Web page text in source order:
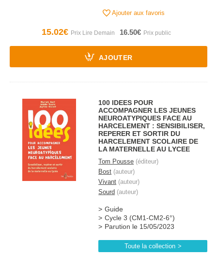
Ajouter aux favoris
15.02€ 16.50€
AJOUTER
100 IDEES POUR
ACCOMPAGNER LES JEUNES
NEUROATYPIQUES FACE AU
HARCELEMENT : SENSIBILISER,
REPERER ET SORTIR DU
HARCELEMENT SCOLAIRE DE
LA MATERNELLE AU LYCEE
Tom Pousse (éditeur)
Bost (auteur)
Vivant (auteur)
Sourd (auteur)
Guide
Cycle 3 (CM1-CM2-6°)
Parution le 15/05/2023
Toute la collection